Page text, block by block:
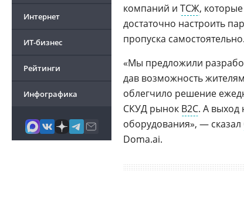
Интернет
ИТ-бизнес
Рейтинги
Инфографика
компаний и ТСЖ,
достаточно настроить
пропуска самостоятельно.
«Мы предложили
дав возможность
облегчило решение
СКУД рынок B2C. А выход
оборудования», — сказал
Doma.ai.